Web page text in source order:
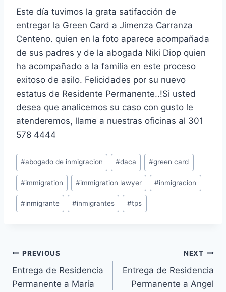
Este día tuvimos la grata satifacción de
entregar la Green Card a Jimenza Carranza
Centeno. quien en la foto aparece acompañada
de sus padres y de la abogada Niki Diop quien
ha acompañado a la familia en este proceso
exitoso de asilo. Felicidades por su nuevo
estatus de Residente Permanente..!Si usted
desea que analicemos su caso con gusto le
atenderemos, llame a nuestras oficinas al 301
578 4444
#abogado de inmigracion #daca #green card
#immigration #immigration lawyer #inmigracion
#inmigrante #inmigrantes #tps
PREVIOUS
Entrega de Residencia
Permanente a María
NEXT
Entrega de Residencia
Permanente a Angel